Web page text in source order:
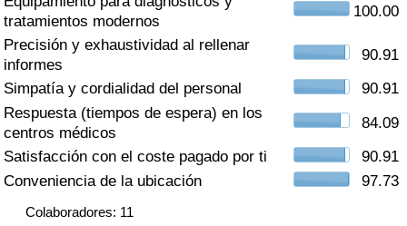
tratamientos modernos
100.00
Precisión y exhaustividad al rellenar
informes
90.91
Simpatía y cordialidad del personal
90.91
Respuesta (tiempos de espera) en los
centros médicos
84.09
Satisfacción con el coste pagado por ti
90.91
Conveniencia de la ubicación
97.73
Colaboradores: 11
Índice de criminalidad por país
Sanidad
Índice de Sanidad (Actual)
Índice de Sanidad